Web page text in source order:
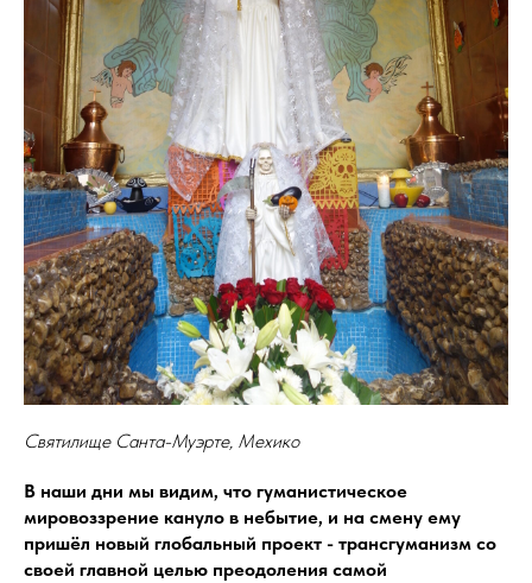
Святилище Санта-Муэрте, Мехико
В наши дни мы видим, что гуманистическое
мировоззрение кануло в небытие, и на смену ему
пришёл новый глобальный проект - трансгуманизм со
своей главной целью преодоления самой